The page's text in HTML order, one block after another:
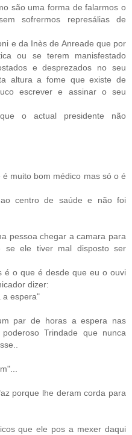
são uma forma de falarmos o
sofrermos represálias de
e da Inès de Anreade que por
ou se terem manisfestado
e desprezados no seu
altura a fome que existe de
escrever e assinar o seu
o actual presidente não
muito bom médico mas só o é
centro de saúde e não foi
pessoa chegar a camara para
se ele tiver mal disposto ser
é o que é desde que eu o ouvi
dizer:
a espera"
par de horas a espera nas
Trindade que nunca
porque lhe deram corda para
que ele pos a mexer daqui